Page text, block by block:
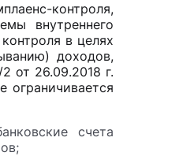
контроля,
внутреннего
в целях
доходов,
от 26.09.2018 г.
счета